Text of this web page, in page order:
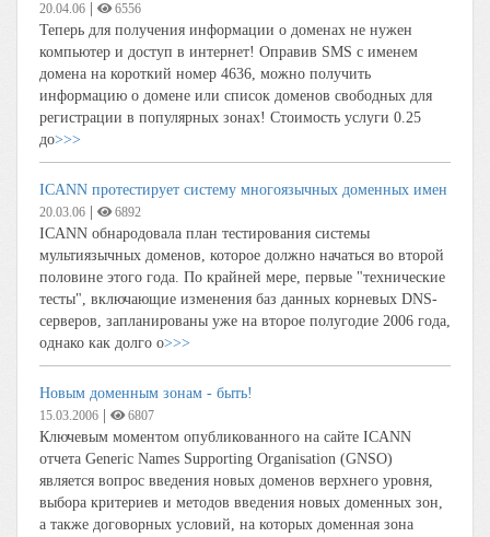
20.04.06 6556
Теперь для получения информации о доменах не нужен
компьютер и доступ в интернет! Оправив SMS с именем
домена на короткий номер 4636, можно получить
информацию о домене или список доменов свободных для
регистрации в популярных зонах! Стоимость услуги 0.25
до>>>
ICANN протестирует систему многоязычных доменных имен
20.03.06 6892
ICANN обнародовала план тестирования системы
мультиязычных доменов, которое должно начаться во второй
половине этого года. По крайней мере, первые "технические
тесты", включающие изменения баз данных корневых DNS-
серверов, запланированы уже на второе полугодие 2006 года,
однако как долго о>>>
Новым доменным зонам - быть!
15.03.2006 6807
Ключевым моментом опубликованного на сайте ICANN
отчета Generic Names Supporting Organisation (GNSO)
является вопрос введения новых доменов верхнего уровня,
выбора критериев и методов введения новых доменных зон,
а также договорных условий, на которых доменная зона